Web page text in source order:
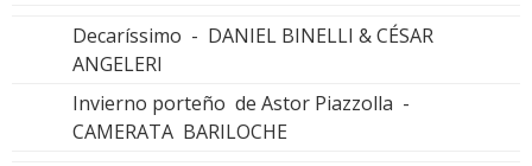
Decaríssimo - DANIEL BINELLI & CÉSAR
ANGELERI
Invierno porteño de Astor Piazzolla -
CAMERATA BARILOCHE